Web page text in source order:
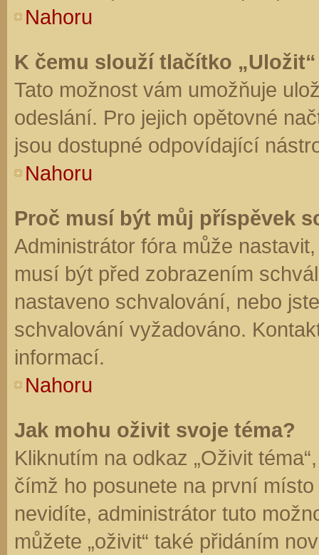
Nahoru
K čemu slouží tlačítko
Tato možnost vám umožňuje
odeslání. Pro jejich opětovné
jsou dostupné odpovídající
Nahoru
Proč musí být můj příspěvek
Administrátor fóra může
musí být před zobrazením
nastaveno schvalování, nebo
schvalování vyžadováno.
informací.
Nahoru
Jak mohu oživit svoje téma?
Kliknutím na odkaz „Oživit
čímž ho posunete na první
nevidíte, administrátor tuto
můžete „oživit“ také přidáním